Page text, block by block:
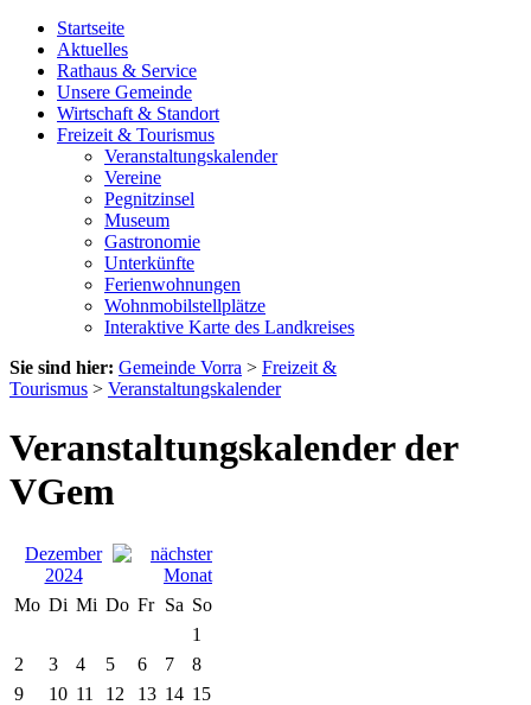
Startseite
Aktuelles
Rathaus & Service
Unsere Gemeinde
Wirtschaft & Standort
Freizeit & Tourismus
Veranstaltungskalender
Vereine
Pegnitzinsel
Museum
Gastronomie
Unterkünfte
Ferienwohnungen
Wohnmobilstellplätze
Interaktive Karte des Landkreises
Sie sind hier: Gemeinde Vorra > Freizeit &
Tourismus > Veranstaltungskalender
Veranstaltungskalender der
VGem
Dezember
2024
Mo Di Mi Do Fr Sa So
1
2
3 4 5 6 7
8
9
10 11 12 13 14 15